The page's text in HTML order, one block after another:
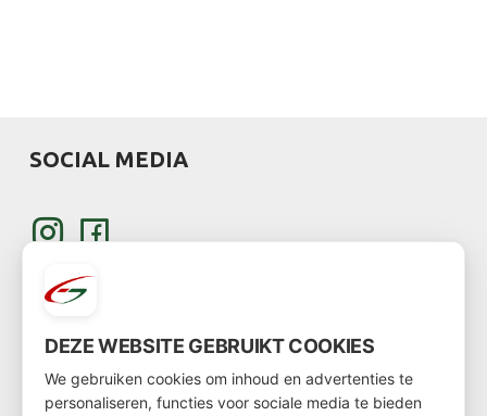
SOCIAL MEDIA
KLANT WORDEN
DEZE WEBSITE GEBRUIKT COOKIES
We gebruiken cookies om inhoud en advertenties te
personaliseren, functies voor sociale media te bieden